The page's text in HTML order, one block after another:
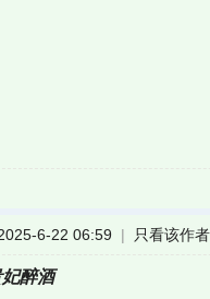
6-22 06:59 | 只看该作者
妃醉酒